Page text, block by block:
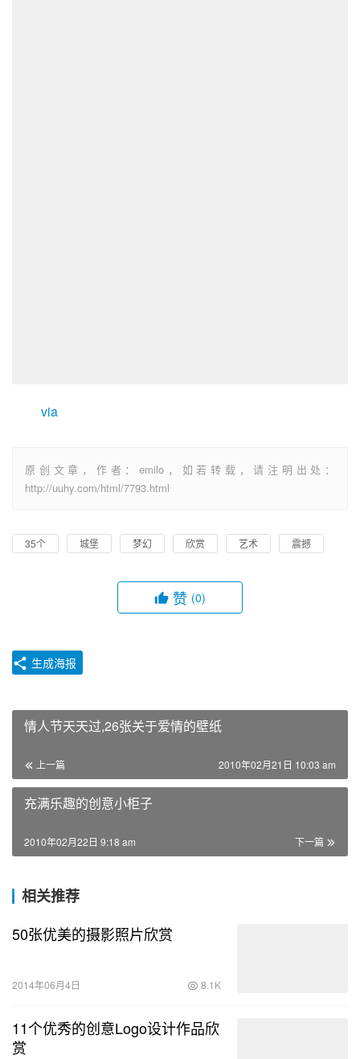
via
原创文章，作者：emilo，如若转载，请注明出处：
http://uuhy.com/html/7793.html
35个 城堡 梦幻 欣赏 艺术 震撼
赞 (0)
生成海报
情人节天天过,26张关于爱情的壁纸
上一篇 2010年02月21日 10:03 am
充满乐趣的创意小柜子
下一篇
2010年02月22日 9:18 am
相关推荐
50张优美的摄影照片欣赏
2014年06月4日 8.1K
11个优秀的创意Logo设计作品欣
赏